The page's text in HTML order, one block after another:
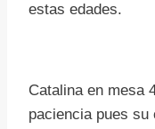
estas edades.
Catalina en mesa
paciencia pues su